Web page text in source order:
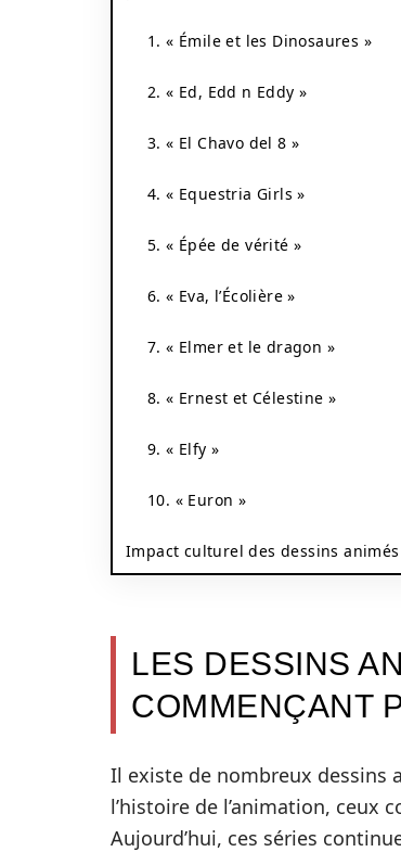
1. « Émile et les Dinosaures »
2. « Ed, Edd n Eddy »
3. « El Chavo del 8 »
4. « Equestria Girls »
5. « Épée de vérité »
6. « Eva, l’Écolière »
7. « Elmer et le dragon »
8. « Ernest et Célestine »
9. « Elfy »
10. « Euron »
Impact culturel des dessins animés
LES DESSINS
COMMENÇANT
Il existe de nombreux dessins
l’histoire de l’animation, ceux
Aujourd’hui, ces séries